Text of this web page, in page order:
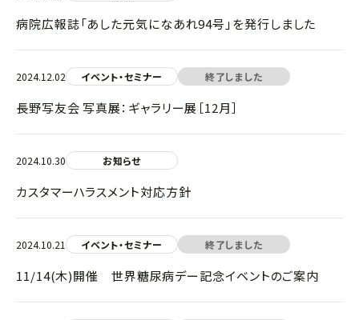
病院広報誌「あした元気になあれ94号」を発行しました
2024.12.02 イベント・セミナー 終了しました
長野写友会 写真展：ギャラリー展［12月］
2024.10.30 お知らせ
カスタマーハラスメント対応方針
2024.10.21 イベント・セミナー 終了しました
11/14(木)開催 世界糖尿病デー記念イベントのご案内